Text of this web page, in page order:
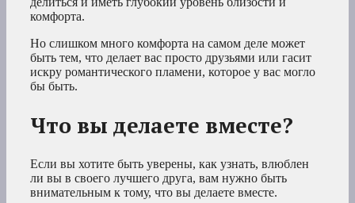
комфорта.
Но слишком много комфорта на самом деле может
быть тем, что делает вас просто друзьями или гасит
искру романтического пламени, которое у вас могло
бы быть.
Что вы делаете вместе?
Если вы хотите быть уверены, как узнать, влюблен
ли вы в своего лучшего друга, вам нужно быть
внимательным к тому, что вы делаете вместе.